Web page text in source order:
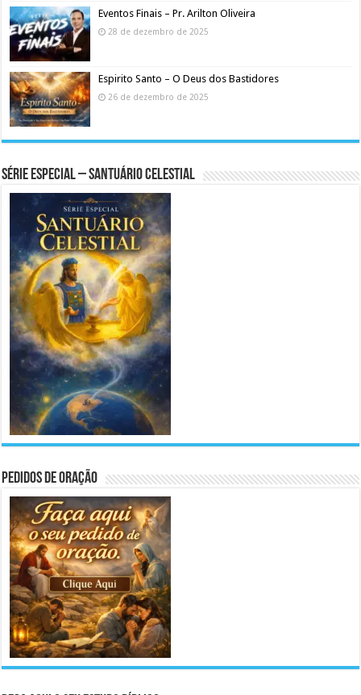
Eventos Finais – Pr. Arilton Oliveira
28 de dezembro de 2025
Espirito Santo – O Deus dos Bastidores
26 de dezembro de 2025
Série Especial – Santuário Celestial
Pedidos de Oração